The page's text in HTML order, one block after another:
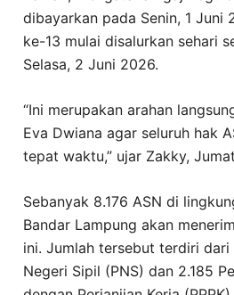
dibayarkan pada Senin, 1 Juni
ke-13 mulai disalurkan sehari
Selasa, 2 Juni 2026.
“Ini merupakan arahan
Eva Dwiana agar seluruh hak
tepat waktu,” ujar Zakky,
Sebanyak 8.176 ASN di
Bandar Lampung akan
ini. Jumlah tersebut terdiri dari
Negeri Sipil (PNS) dan 2.185